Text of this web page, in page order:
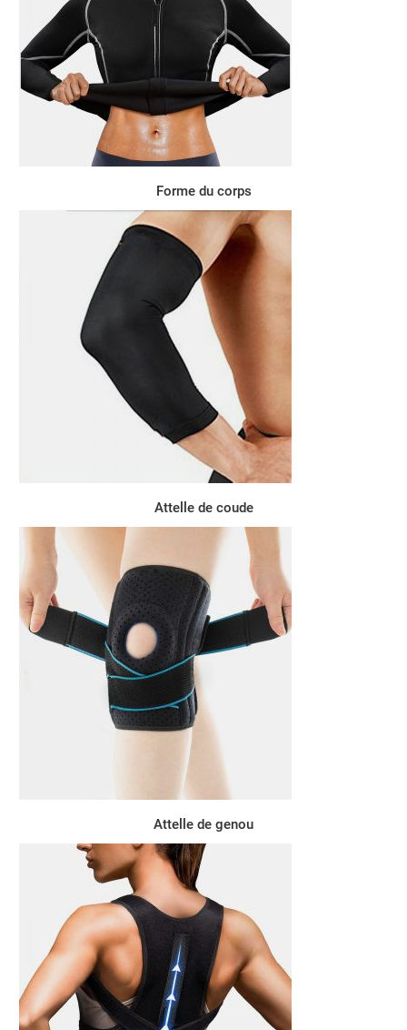
Forme du corps
Attelle de coude
Attelle de genou